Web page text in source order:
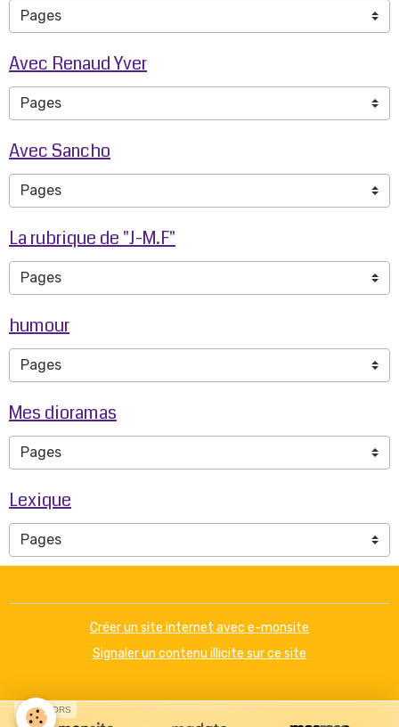
Avec Renaud Yver
Avec Sancho
La rubrique de "J-M.F"
humour
Mes dioramas
Lexique
Créer un site internet avec e-monsite
Signaler un contenu illicite sur ce site
SPONSORS